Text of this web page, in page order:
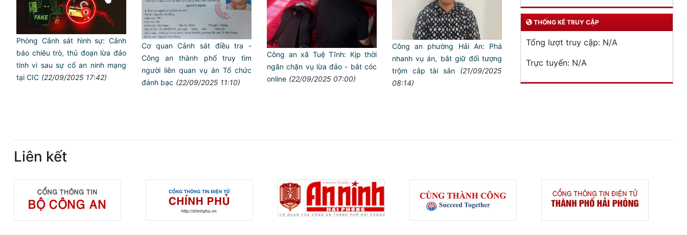
Phòng Cảnh sát hình sự: Cảnh
báo chiêu trò, thủ đoạn lừa đảo
tinh vi sau sự cố an ninh mạng
tại CIC (22/09/2025 17:42)
Cơ quan Cảnh sát điều tra -
Công an thành phố truy tìm
người liên quan vụ án Tổ chức
đánh bạc (22/09/2025 11:10)
Công an xã Tuệ Tĩnh: Kịp thời
ngăn chặn vụ lừa đảo - bắt cóc
online (22/09/2025 07:00)
Công an phường Hải An: Phá
nhanh vụ án, bắt giữ đối tượng
trộm cắp tài sản
(21/09/2025
08:14)
THỐNG KÊ TRUY CẬP
Tổng lượt truy cập: N/A
Trực tuyến: N/A
Liên kết